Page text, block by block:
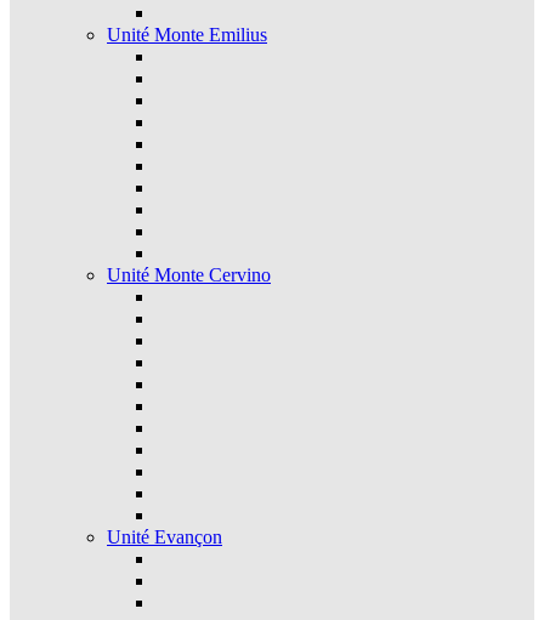
Unité Monte Emilius
Unité Monte Cervino
Unité Evançon